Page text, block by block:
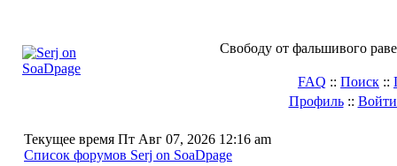
Свободу от фальшивого
FAQ :: Поиск ::
Профиль::
Текущее время Пт Авг 07, 2026 12:16 am
Список форумов Serj on SoaDpage